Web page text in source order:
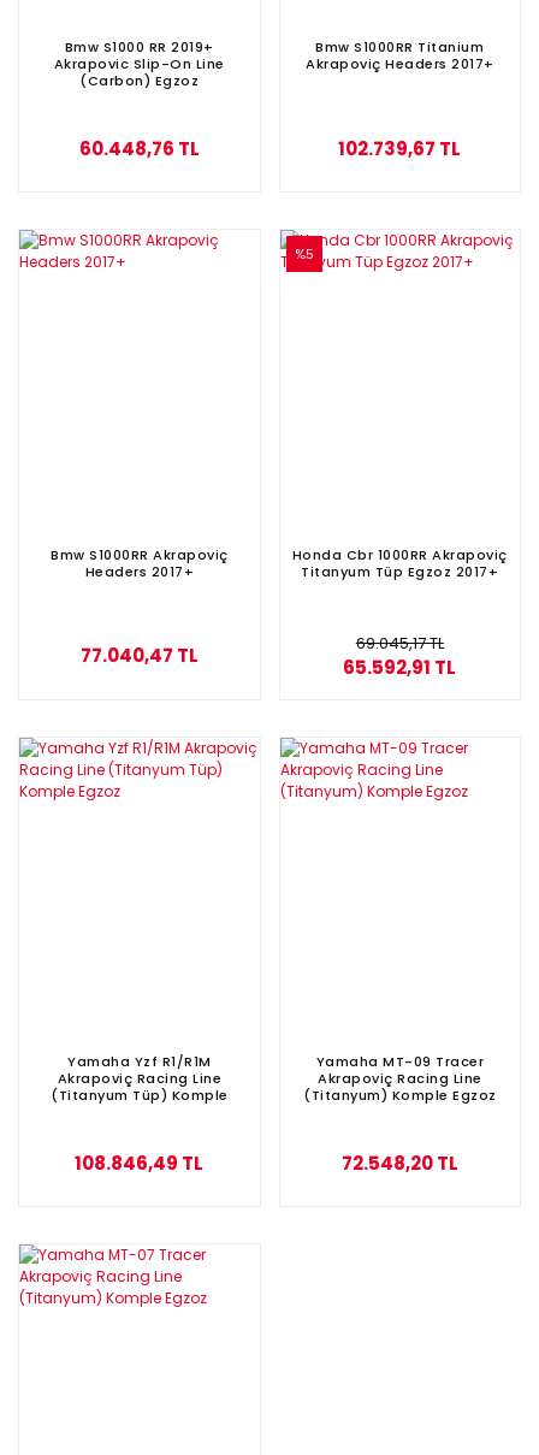
Bmw S1000 RR 2019+
Akrapovic Slip-On Line
(Carbon) Egzoz
60.448,76 TL
Bmw S1000RR Titanium
Akrapoviç Headers 2017+
102.739,67 TL
Bmw S1000RR Akrapoviç
Headers 2017+
77.040,47 TL
%5
Honda Cbr 1000RR Akrapoviç
Titanyum Tüp Egzoz 2017+
69.045,17 TL
65.592,91 TL
Yamaha Yzf R1/R1M
Akrapoviç Racing Line
(Titanyum Tüp) Komple
108.846,49 TL
Yamaha MT-09 Tracer
Akrapoviç Racing Line
(Titanyum) Komple Egzoz
72.548,20 TL